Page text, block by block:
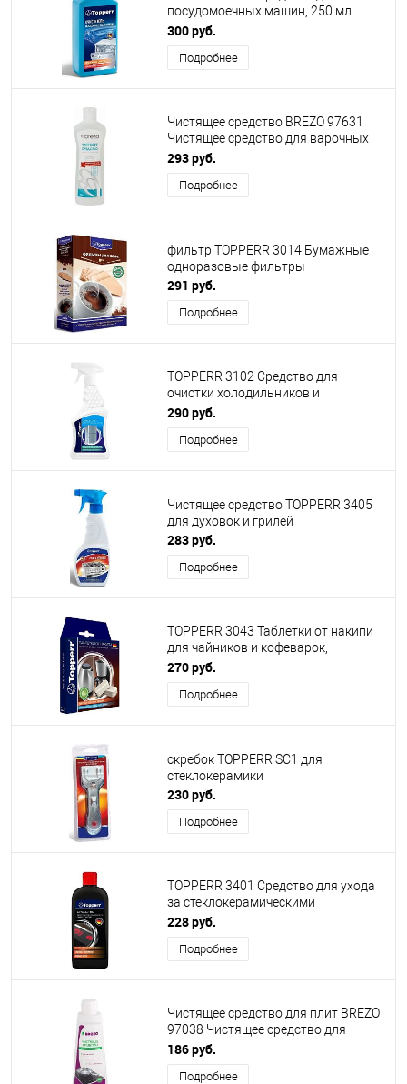
посудомоечных машин, 250 мл
REINEX
300 руб.
Подробнее
Чистящее средство BREZO 97631
Чистящее средство для варочных
поверхностей, 450 мл
293 руб.
Подробнее
фильтр TOPPERR 3014 Бумажные
одноразовые фильтры
291 руб.
Подробнее
TOPPERR 3102 Средство для
очистки холодильников и
морозильных камер, 500 мл.
(Спрей) R
290 руб.
Подробнее
Чистящее средство TOPPERR 3405
для духовок и грилей
283 руб.
Подробнее
TOPPERR 3043 Таблетки от накипи
для чайников и кофеварок,
компл.10 шт
270 руб.
Подробнее
скребок TOPPERR SC1 для
стеклокерамики
230 руб.
Подробнее
TOPPERR 3401 Средство для ухода
за стеклокерамическими
поверхностями, 250 мл (R)
228 руб.
Подробнее
Чистящее средство для плит BREZO
97038 Чистящее средство для
стеклокерамических плит 250 мл.
186 руб.
Подробнее